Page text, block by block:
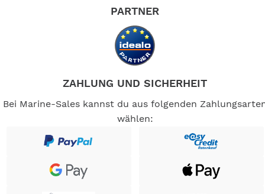
PARTNER
ZAHLUNG UND SICHERHEIT
Bei Marine-Sales kannst du aus folgenden
wählen: